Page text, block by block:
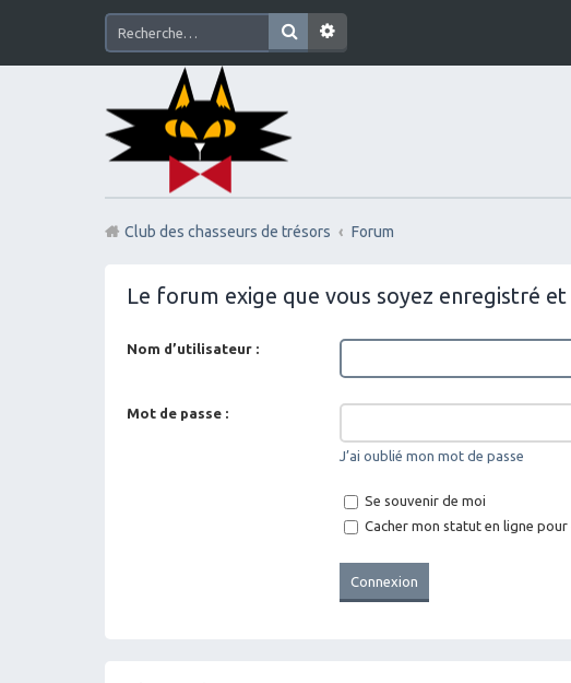
Club des chasseurs de trésors Forum
Le forum exige que vous soyez enregistré
Nom d’utilisateur :
Mot de passe :
J’ai oublié mon mot de passe
Se souvenir de moi
Cacher mon statut en ligne pour